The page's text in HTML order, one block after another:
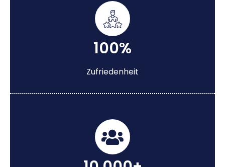
100%
Zufriedenheit